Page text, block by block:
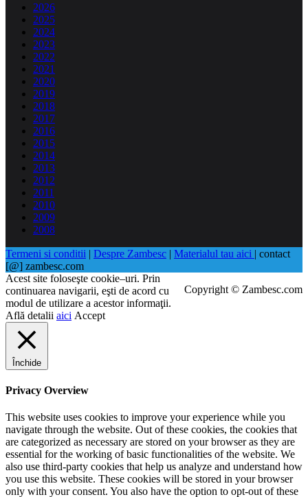
2026
2025
2024
2023
2022
2021
2020
2019
2018
2017
2016
2015
2014
2013
2012
2011
2010
2009
2008
Termeni si conditii | Despre Zambesc | Materialul tau aici | contact
[@] zambesc.com
Copyright © Zambesc.com
Acest site foloseşte cookie–uri. Prin
continuarea navigarii, eşti de acord cu
modul de utilizare a acestor informaţii.
Află detalii aici Accept
Închide
Privacy Overview
This website uses cookies to improve your experience while you
navigate through the website. Out of these cookies, the cookies that
are categorized as necessary are stored on your browser as they are
essential for the working of basic functionalities of the website. We
also use third-party cookies that help us analyze and understand how
you use this website. These cookies will be stored in your browser
only with your consent. You also have the option to opt-out of these